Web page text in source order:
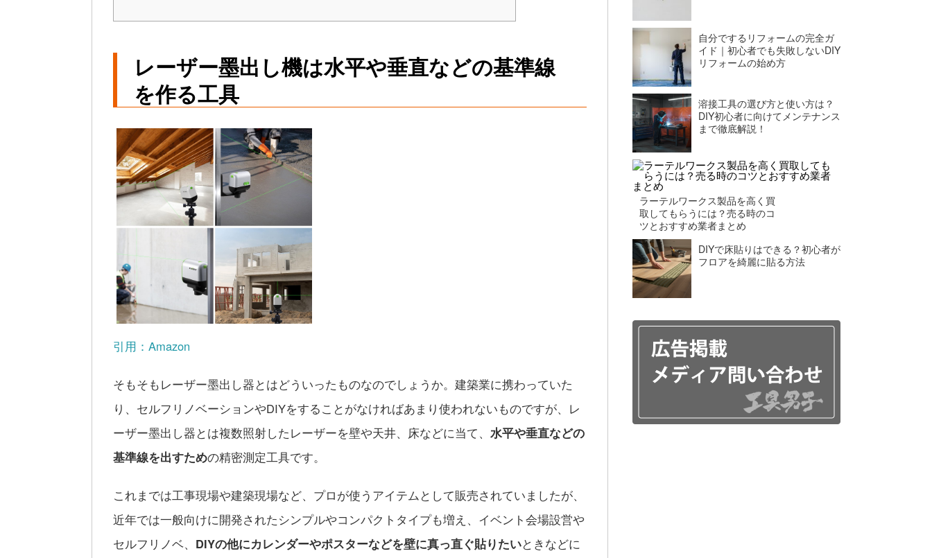
レーザー墨出し機は水平や垂直などの基準線
を作る工具
引用：Amazon
そもそもレーザー墨出し器とはどういったものなのでしょうか。建築業に携わっていた
り、セルフリノベーションやDIYをすることがなければあまり使われないものですが、レ
ーザー墨出し器とは複数照射したレーザーを壁や天井、床などに当て、 水平や垂直などの
基準線を出すための精密測定工具です。
これまでは工事現場や建築現場など、プロが使うアイテムとして販売されていましたが、
近年では一般向けに開発されたシンプルやコンパクトタイプも増え、イベント会場設営や
セルフリノベ、 DIYの他にカレンダーやポスターなどを壁に真っ直ぐ貼りたいときなどに
自分でするリフォームの完全ガ
イド｜初心者でも失敗しないDIY
リフォームの始め方
溶接工具の選び方と使い方は？
DIY初心者に向けてメンテナンス
まで徹底解説！
ラーテルワークス製品を高く買
取してもらうには？売る時のコ
ツとおすすめ業者まとめ
DIYで床貼りはできる？初心者が
フロアを綺麗に貼る方法